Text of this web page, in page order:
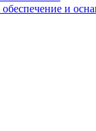
и